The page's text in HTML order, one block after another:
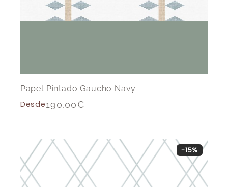
Papel Pintado Gaucho Navy
Desde190,00€
-15%